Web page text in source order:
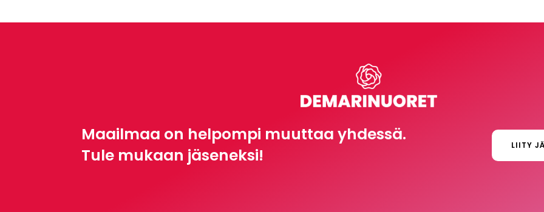
Maailmaa on helpompi muuttaa yhdessä.
Tule mukaan jäseneksi!
LIITY